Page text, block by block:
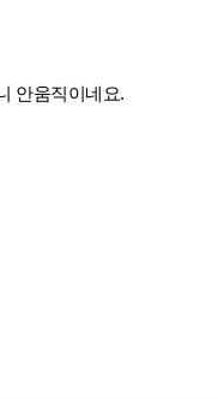
안움직이네요.